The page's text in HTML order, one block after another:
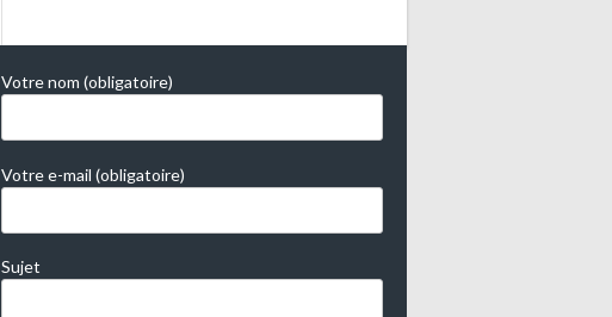
Votre nom (obligatoire)
Votre e-mail (obligatoire)
Sujet